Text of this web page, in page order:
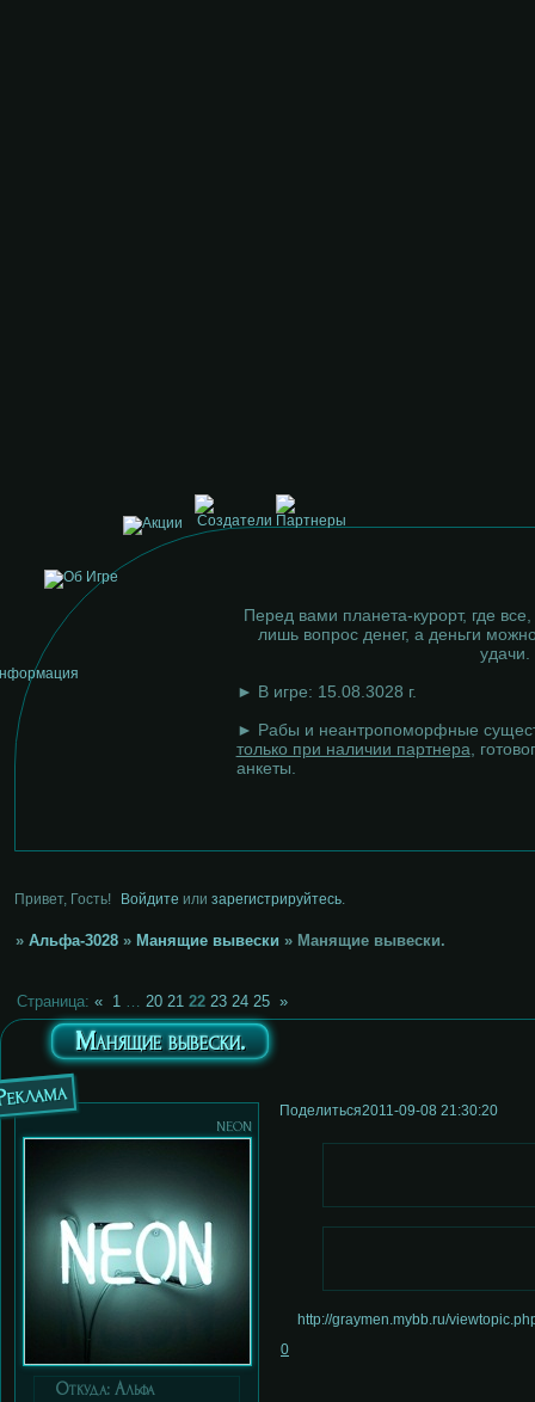
Перед вами планета-курорт, где
лишь вопрос денег, а деньги
удачи.
► В игре: 15.08.3028 г.
► Рабы и неантропоморфные
только при наличии партнера ,
анкеты.
Привет, Гость! Войдите илизарегистрируйтесь
» Альфа-3028 » Манящие вывески » Манящие вывески.
Манящие вывески.
Страница: « 1 … 20 21 22 23 24 25 »
Поделиться2011-09-08 21:30:20
neon
Откуда: Альфа
http://graymen.mybb.ru/
0